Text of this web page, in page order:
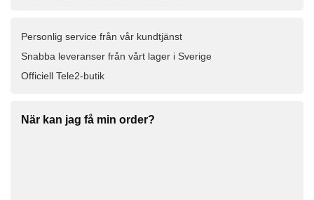
Personlig service från vår kundtjänst
Snabba leveranser från vårt lager i Sverige
Officiell Tele2-butik
När kan jag få min order?